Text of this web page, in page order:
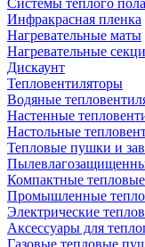
Системы теплого пола
Инфракрасная пленка
Нагревательные маты
Нагревательные
Дискаунт
Тепловентиляторы
Водяные
Настенные
Настольные
Тепловые пушки и
Компактные
Промышленные
Электрические
Аксессуары для
Газовые тепловые